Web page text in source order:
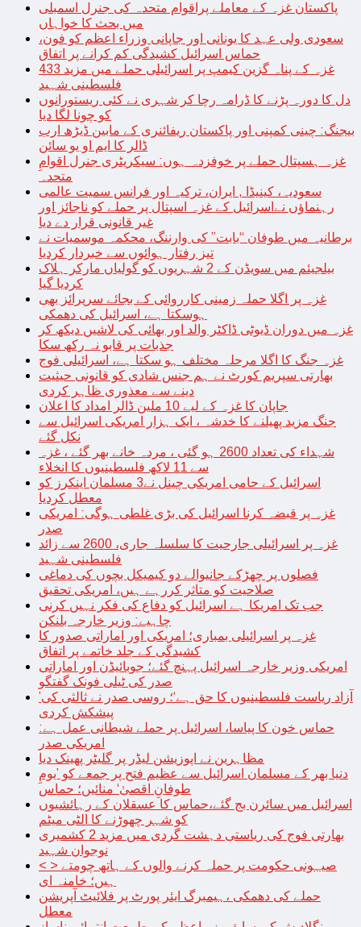
پاکستان غزہ کے معاملے پراقوام متحدہ کی جنرل اسمبلی
میں بحث کا خواہاں
سعودی ولی عہد کا یونانی اور جاپانی وزراء اعظم کو فون،
حماس اسرائیل کشیدگی کم کرانے پر اتفاق
غزہ کے پناہ گزین کیمپ پر اسرائیلی حملے میں مزید 433
فلسطینی شہید
دل کا دورہ پڑنے کا ڈرامہ رچا کر شہری نے کئی ریستورانوں
کو چونا لگا دیا
بیجنگ: چینی کمپنی اور پاکستان ریفائنری کے مابین ڈیڑھ ارب
ڈالر کا ایم او یو سائن
غزہ ہسپتال حملے پر خوفزدہ ہوں: سیکریٹری جنرل اقوامِ
متحدہ
سعودیہ، کینیڈا , ایران، ترکیہ اور فرانس سمیت عالمی
رہنماؤں نےاسرائیل کے غزہ اسپتال پر حملے کو ناجائز اور
غیر قانونی قرار دے دیا
برطانیہ میں طوفان “بابت” کی وارننگ، محکمہ موسمیات نے
تیز رفتار ہوائوں سے خبردار کردیا
بیلجیئم میں سویڈن کے 2 شہریوں کو گولیاں مارکر ہلاک
کردیا گیا
غزہ پر اگلا حملہ زمینی کارروائی کے بجائے سرپرائز بھی
ہوسکتا ہے، اسرائیل کی دھمکی
غزہ میں دوران ڈیوٹی ڈاکٹر والد اور بھائی کی لاشیں دیکھ کر
جذبات پر قابو نہ رکھ سکا
غزہ جنگ کا اگلا مرحلہ مختلف ہو سکتا ہے، اسرائیلی فوج
بھارتی سپریم کورٹ نے ہم جنس شادی کو قانونی حیثیت
دینے سے معذوری ظاہر کردی
جاپان کا غزہ کے لیے 10 ملین ڈالر امداد کا اعلان
جنگ مزید پھیلنے کا خدشہ ، ایک ہزار امریکی اسرائیل سے
نکل گئے
شہداء کی تعداد 2600 ہو گئی ، مردہ خانے بھر گئے ، غزہ
سے 11 لاکھ فلسطینیوں کا انخلاء
اسرائیل کے حامی امریکی چینل نے3 مسلمان اینکرز کو
معطل کردیا
غزہ پر قبضہ کرنا اسرائیل کی بڑی غلطی ہوگی: امریکی
صدر
غزہ پر اسرائیلی جارحیت کا سلسلہ جاری، 2600 سے زائد
فلسطینی شہید
فصلوں پر چھڑکے جانیوالے دو کیمیکل بچوں کی دماغی
صلاحیت کو متاثر کررہے ہیں، امریکی تحقیق
جب تک امریکا ہے اسرائیل کو دفاع کی فکر نہیں کرنی
چاہیے: وزیر خارجہ بلنکن
غزہ پر اسرائیلی بمباری؛ امریکی اور اماراتی صدور کا
کشیدگی کے جلد خاتمے پر اتفاق
امریکی وزیر خارجہ اسرائیل پہنچ گئے؛ جوبائیڈن اور اماراتی
صدر کی ٹیلی فونک گفتگو
’آزاد ریاست فلسطینیوں کا حق ہے‘؛ روسی صدر نے ثالثی کی
پیشکش کردی
حماس خون کا پیاسا، اسرائیل پر حملے شیطانی عمل ہے:
امریکی صدر
مظاہرین نے اپوزیشن لیڈر پر گلیٹر پھینک دیا
دنیا بھر کے مسلمان اسرائیل سے عظیم فتح پر جمعے کو ’یومِ
طوفانِ اقصیٰ‘ منائیں؛ حماس
اسرائیل میں سائرن بج گئے،حماس کا عسقلان کے رہائشیوں
کو شہر چھوڑنے کا الٹی میٹم
بھارتی فوج کی ریاستی دہشت گردی میں مزید 2 کشمیری
نوجوان شہید
< > صیہونی حکومت پر حملہ کرنے والوں کے ہاتھ چومتے
ہیں؛ خامنہ ای
حملے کی دھمکی ،ہیمبرگ ایئر پورٹ پر فلائیٹ آپریشن
معطل